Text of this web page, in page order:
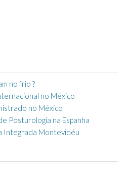
no frio ?
no México
no México
Posturologia na Espanha
Integrada Montevidéu